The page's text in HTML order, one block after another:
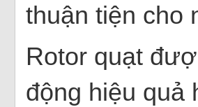
thuận tiện cho
Rotor quạt
động hiệu quả